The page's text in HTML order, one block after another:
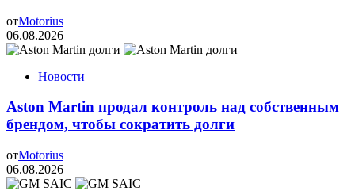
отMotorius
06.08.2026
Новости
Aston Martin продал контроль над собственным
брендом, чтобы сократить долги
отMotorius
06.08.2026